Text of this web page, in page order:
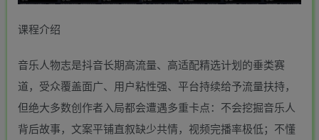
课程介绍
音乐人物志是抖音长期高流量、高适配精选计划的垂类赛
道，受众覆盖面广、用户粘性强、平台持续给予流量扶持，
但绝大多数创作者入局都会遭遇多重卡点：不会挖掘音乐人
背后故事，文案平铺直叙缺少共情，视频完播率极低；不懂